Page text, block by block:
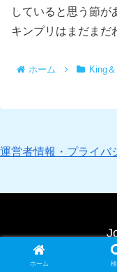
していると思う節が
キンプリはまだまだ
ホーム King
運営者情報・プライバ
Copyright © 2010
ホーム